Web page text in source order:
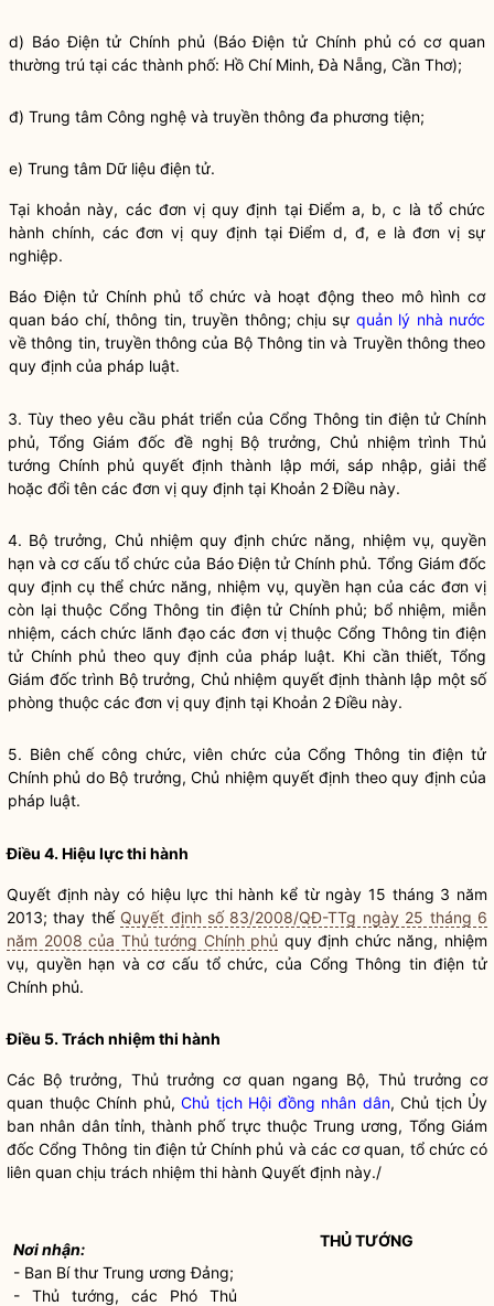
d) Báo Điện tử Chính phủ (Báo Điện tử Chính phủ có cơ quan
thường trú tại các thành phố: Hồ Chí Minh, Đà Nẵng, Cần Thơ);
đ) Trung tâm Công nghệ và truyền thông đa phương tiện;
e) Trung tâm Dữ liệu điện tử.
Tại khoản này, các đơn vị quy định tại Điểm a, b, c là tổ chức
hành chính, các đơn vị quy định tại Điểm d, đ, e là đơn vị sự
nghiệp.
Báo Điện tử Chính phủ tổ chức và hoạt động theo mô hình cơ
quan báo chí, thông tin, truyền thông; chịu sự quản lý nhà nước
về thông tin, truyền thông của Bộ Thông tin và Truyền thông theo
quy định của pháp luật.
3. Tùy theo yêu cầu phát triển của Cổng Thông tin điện tử Chính
phủ, Tổng Giám đốc đề nghị Bộ trưởng, Chủ nhiệm trình Thủ
tướng Chính phủ quyết định thành lập mới, sáp nhập, giải thể
hoặc đổi tên các đơn vị quy định tại Khoản 2 Điều này.
4. Bộ trưởng, Chủ nhiệm quy định chức năng, nhiệm vụ,quyền
hạn và cơ cấu tổ chức của Báo Điện tử Chính phủ. Tổng Giám đốc
quy định cụ thể chức năng, nhiệm vụ, quyềnhạn của các đơn vị
còn lại thuộc Cổng Thông tin điện tử Chính phủ; bổ nhiệm, miễn
nhiệm, cách chức lãnh đạo các đơn vị thuộc Cổng Thông tin điện
tử Chính phủ theo quy định của pháp luật. Khi cần thiết, Tổng
Giám đốc trình Bộ trưởng, Chủ nhiệm quyết định thành lập một số
phòng thuộc các đơn vị quy định tại Khoản 2 Điều này.
5. Biên chế công chức, viên chức của Cổng Thông tin điện tử
Chính phủ do Bộ trưởng, Chủ nhiệm quyết định theo quy định của
pháp luật.
Điều 4. Hiệu lực thi hành
Quyết định này có hiệu lực thi hành kể từ ngày 15 tháng 3 năm
2013; thay thế Quyết định số 83/2008/QĐ-TTg ngày 25 tháng 6
năm 2008 của Thủ tướng Chính phủ quy định chức năng, nhiệm
vụ, quyềnhạn và cơ cấu tổ chức, của Cổng Thông tin điện tử
Chính phủ.
Điều 5. Trách nhiệm thi hành
Các Bộ trưởng, Thủ trưởng cơ quan ngang Bộ, Thủ trưởng cơ
quan thuộc Chính phủ, Chủ tịch Hội đồng nhân dân, Chủ tịch Ủy
ban nhân dân tỉnh, thành phố trực thuộc Trung ương, Tổng Giám
đốc Cổng Thông tin điện tử Chính phủ và các cơ quan, tổ chức có
liên quan chịu trách nhiệm thi hành Quyết định này./
Nơi nhận:
- Ban Bí thư Trung ương Đảng;
- Thủ tướng, các Phó Thủ
THỦ TƯỚNG